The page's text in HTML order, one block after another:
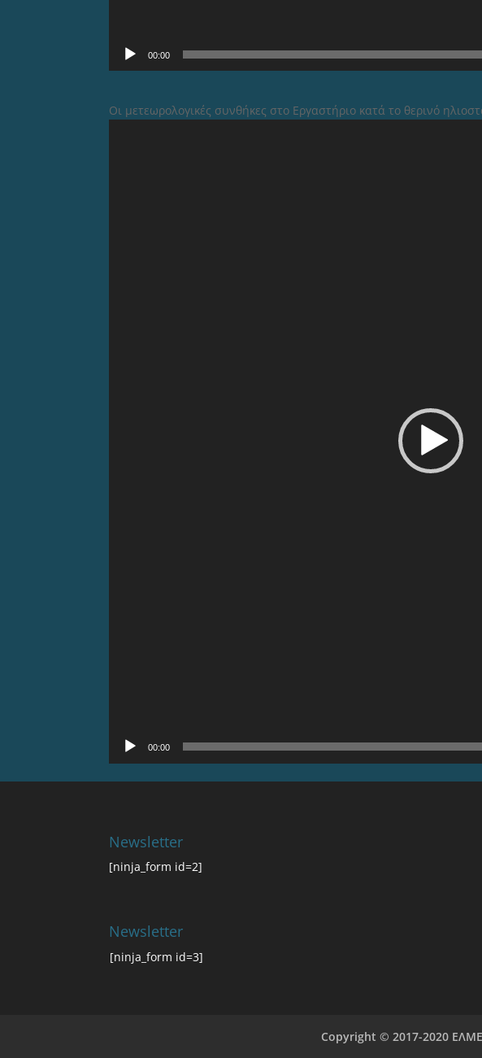
00:00
Οι μετεωρολογικές συνθήκες στο Εργαστήριο κατά το θερινό
00:00
Newsletter
[ninja_form id=2]
Newsletter
[ninja_form id=3]
Copyright © 2017-2020